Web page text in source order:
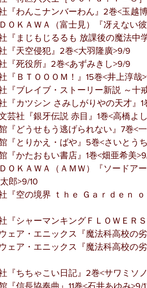
『わんこナンバーわん』2巻<玉越
ＯＫＡＷＡ（富士見）『冴えない
『まじもじるるも 放課後の魔法中
『天空侵犯』2巻<大羽隆廣>9/9
『死役所』2巻<あずみきし>9/9
『ＢＴＯＯＯＭ！』15巻<井上淳哉
『ブレイブ・ストーリー新説 ～十
『カツシン さみしがりやの天才』1
芸社『銀牙伝説 赤目』1巻<高橋よ
『どうせもう逃げられない』7巻<
『とりかえ・ばや』5巻<さいとう
『かたおもい書店』1巻<畑亜希美
ＯＫＡＷＡ（ＡＭＷ）『ソードア
郎>9/10
『空の境界 ｔｈｅ Ｇａｒｄｅｎ
『シャーマンキングＦＬＯＷＥＲ
ェア・エニックス『魔法科高校の
ェア・エニックス『魔法科高校の
『ちちゃこい日記』2巻<サワミソ
『信長協奏曲』11巻<石井あゆみ>9/